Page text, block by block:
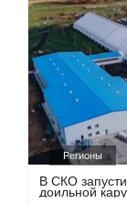
Регионы
В СКО
доильной